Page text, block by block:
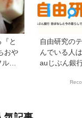
と
おや
ー
自由研究の
んでいる人
auじぶん銀
用してお金